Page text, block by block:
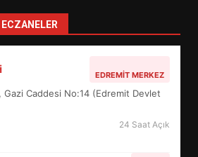
EDREMIT MERKEZ
Gazi Caddesi No:14 (Edremit Devlet
24 Saat Açık
MÜZELERİNDE SÜRE
NE DEĞİŞTİ?